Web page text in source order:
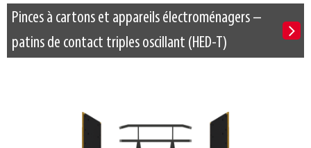
Pinces à cartons et appareils électroménagers –
patins de contact triples oscillant (HED-T)